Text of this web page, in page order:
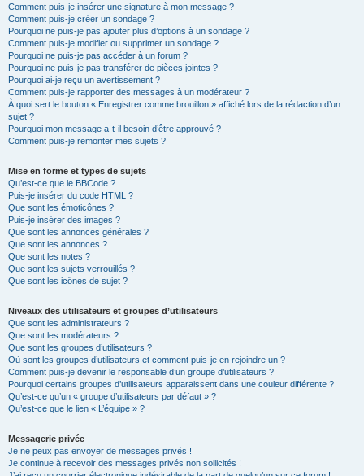
Comment puis-je insérer une signature à mon message ?
Comment puis-je créer un sondage ?
Pourquoi ne puis-je pas ajouter plus d’options à un sondage ?
Comment puis-je modifier ou supprimer un sondage ?
Pourquoi ne puis-je pas accéder à un forum ?
Pourquoi ne puis-je pas transférer de pièces jointes ?
Pourquoi ai-je reçu un avertissement ?
Comment puis-je rapporter des messages à un modérateur ?
À quoi sert le bouton « Enregistrer comme brouillon » affiché lors de la rédaction d’un
sujet ?
Pourquoi mon message a-t-il besoin d’être approuvé ?
Comment puis-je remonter mes sujets ?
Mise en forme et types de sujets
Qu’est-ce que le BBCode ?
Puis-je insérer du code HTML ?
Que sont les émoticônes ?
Puis-je insérer des images ?
Que sont les annonces générales ?
Que sont les annonces ?
Que sont les notes ?
Que sont les sujets verrouillés ?
Que sont les icônes de sujet ?
Niveaux des utilisateurs et groupes d’utilisateurs
Que sont les administrateurs ?
Que sont les modérateurs ?
Que sont les groupes d’utilisateurs ?
Où sont les groupes d’utilisateurs et comment puis-je en rejoindre un ?
Comment puis-je devenir le responsable d’un groupe d’utilisateurs ?
Pourquoi certains groupes d’utilisateurs apparaissent dans une couleur différente ?
Qu’est-ce qu’un « groupe d’utilisateurs par défaut » ?
Qu’est-ce que le lien « L’équipe » ?
Messagerie privée
Je ne peux pas envoyer de messages privés !
Je continue à recevoir des messages privés non sollicités !